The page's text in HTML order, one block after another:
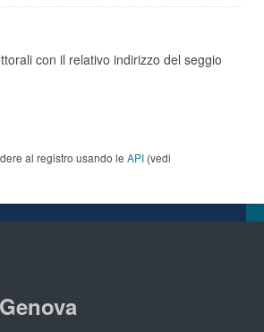
con il relativo indirizzo del seggio
al registro usando le API (vedi